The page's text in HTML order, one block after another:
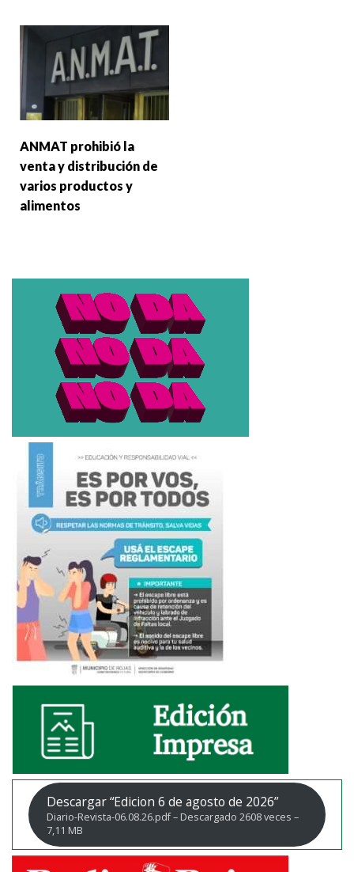
ANMAT prohibió la
venta y distribución de
varios productos y
alimentos
Descargar “Edicion 6 de agosto de 2026”
Diario-Revista-06.08.26.pdf – Descargado 2608 veces –
7,11 MB